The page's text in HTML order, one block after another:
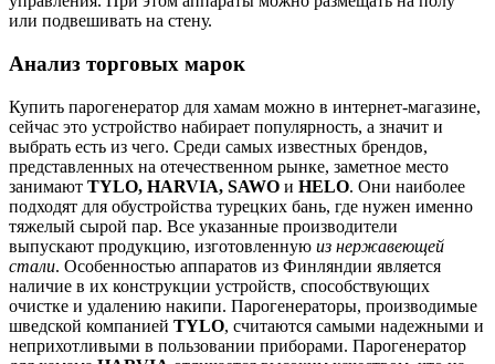
или подвешивать на стену.
Анализ торговых марок
Купить парогенератор для хамам можно в интернет-магазине,
сейчас это устройство набирает популярность, а значит и
выбрать есть из чего. Среди самых известных брендов,
представленных на отечественном рынке, заметное место
занимают TYLO, HARVIA, SAWO и HELO. Они наиболее
подходят для обустройства турецких бань, где нужен именно
тяжелый сырой пар. Все указанные производители
выпускают продукцию, изготовленную из нержавеющей
стали. Особенностью аппаратов из Финляндии является
наличие в их конструкции устройств, способствующих
очистке и удалению накипи. Парогенераторы, производимые
шведской компанией TYLO, считаются самыми надежными и
неприхотливыми в пользовании приборами. Парогенератор